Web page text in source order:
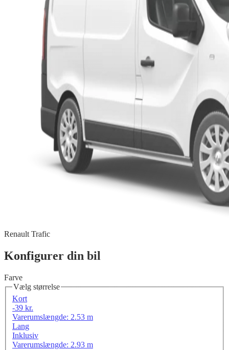
Renault Trafic
Konfigurer din bil
Farve
Vælg størrelse
Kort
-39 kr.
Varerumslængde: 2.53 m
Lang
Inklusiv
Varerumslængde: 2.93 m